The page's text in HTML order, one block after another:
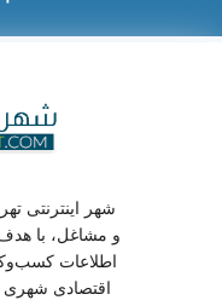
شهر اینترنتی
و مشاغل، با
اطلاعات
اقتصادی شهری